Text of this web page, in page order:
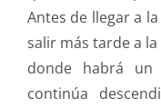
Antes de llegar a
salir más tarde a
donde habrá un
continúa